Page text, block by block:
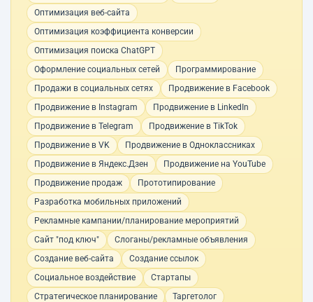
Оптимизация веб-сайта
Оптимизация коэффициента конверсии
Оптимизация поиска ChatGPT
Оформление социальных сетей
Программирование
Продажи в социальных сетях
Продвижение в Facebook
Продвижение в Instagram
Продвижение в LinkedIn
Продвижение в Telegram
Продвижение в TikTok
Продвижение в VK
Продвижение в Одноклассниках
Продвижение в Яндекс.Дзен
Продвижение на YouTube
Продвижение продаж
Прототипирование
Разработка мобильных приложений
Рекламные кампании/планирование мероприятий
Сайт "под ключ"
Слоганы/рекламные объявления
Создание веб-сайта
Создание ссылок
Социальное воздействие
Стартапы
Стратегическое планирование
Таргетолог